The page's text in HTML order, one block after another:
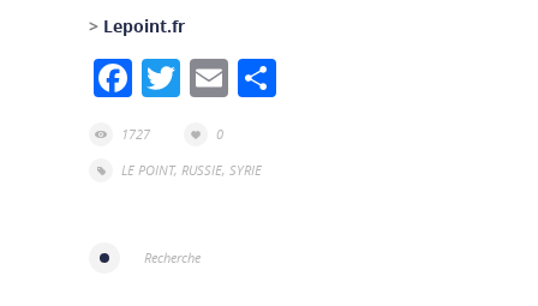
> Lepoint.fr
Facebook
TwitterEmail
1727
0
LE POINT, RUSSIE, SYRIE
Recherche